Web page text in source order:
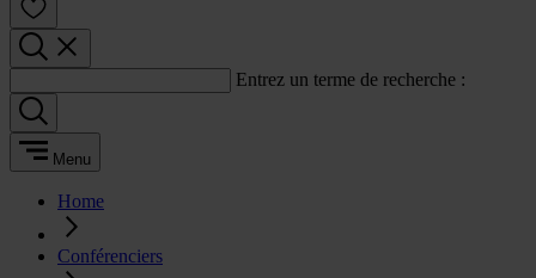
Entrez un terme de recherche :
Menu
Home
Conférenciers